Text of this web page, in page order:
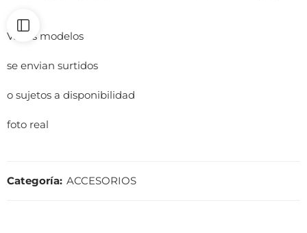
Varios modelos
se envian surtidos
o sujetos a disponibilidad
foto real
Categoría: ACCESORIOS